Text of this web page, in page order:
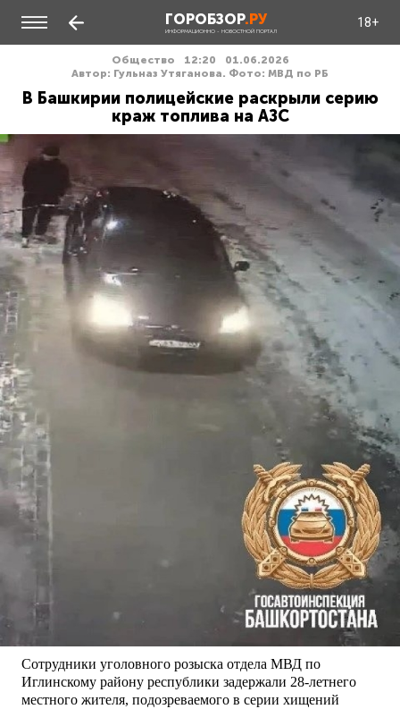
ГОРОБЗОР.РУ
ИНФОРМАЦИОННО - НОВОСТНОЙ ПОРТАЛ
18+
Общество 12:20
01.06.2026
Автор: Гульназ Утяганова. Фото: МВД по РБ
В Башкирии полицейские раскрыли серию
краж топлива на АЗС
Сотрудники уголовного розыска отдела МВД по
Иглинскому району республики задержали 28-летнего
местного жителя, подозреваемого в серии хищений